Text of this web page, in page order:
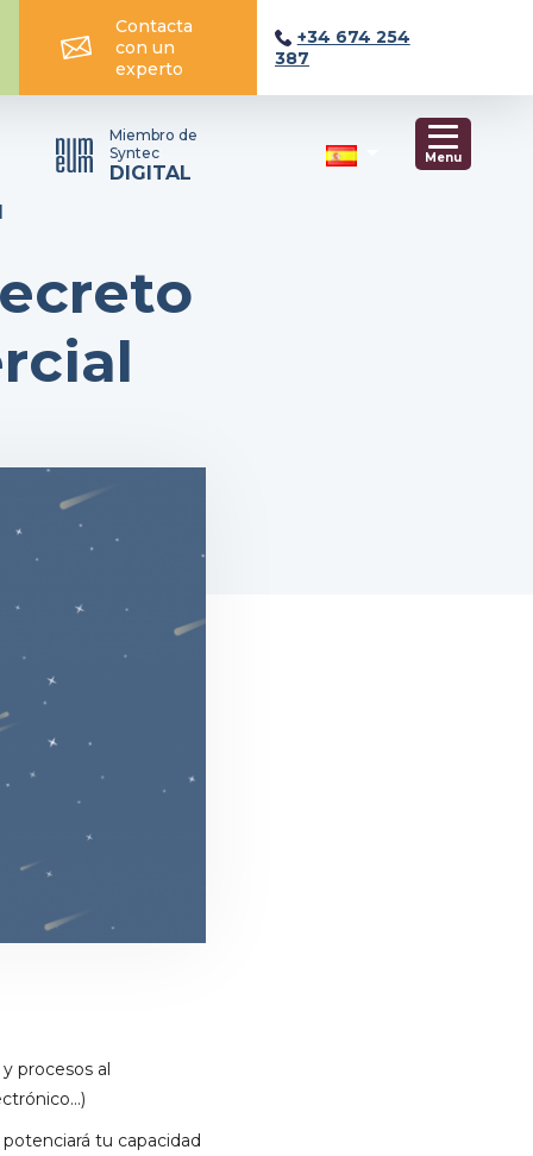
Contacta
con un
experto
+34 674 254
387
Menu
Miembro de
Syntec
DIGITAL
procesos al
tu capacidad